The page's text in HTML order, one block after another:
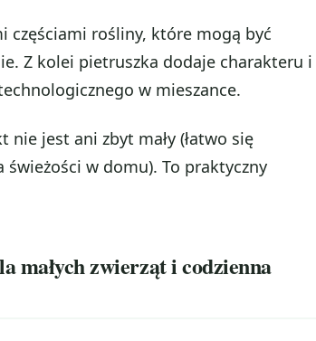
częściami rośliny, które mogą być
Z kolei pietruszka dodaje charakteru i
w mieszance.
nie jest ani zbyt mały (łatwo się
w domu). To praktyczny
małych zwierząt i codzienna